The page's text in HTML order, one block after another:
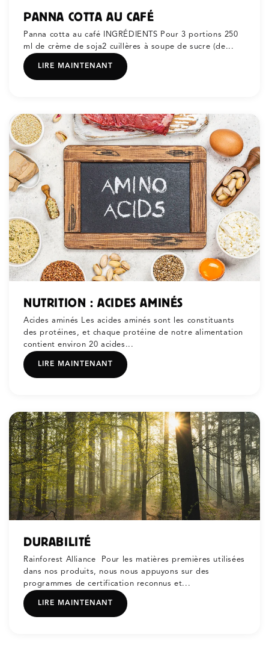
PANNA COTTA AU CAFÉ
Panna cotta au café INGRÉDIENTS Pour 3 portions 250
ml de crème de soja2 cuillères à soupe de sucre (de...
LIRE MAINTENANT
NUTRITION : ACIDES AMINÉS
Acides aminés Les acides aminés sont les constituants
des protéines, et chaque protéine de notre alimentation
contient environ 20 acides...
LIRE MAINTENANT
DURABILITÉ
Rainforest Alliance Pour les matières premières utilisées
dans nos produits, nous nous appuyons sur des
programmes de certification reconnus et...
LIRE MAINTENANT